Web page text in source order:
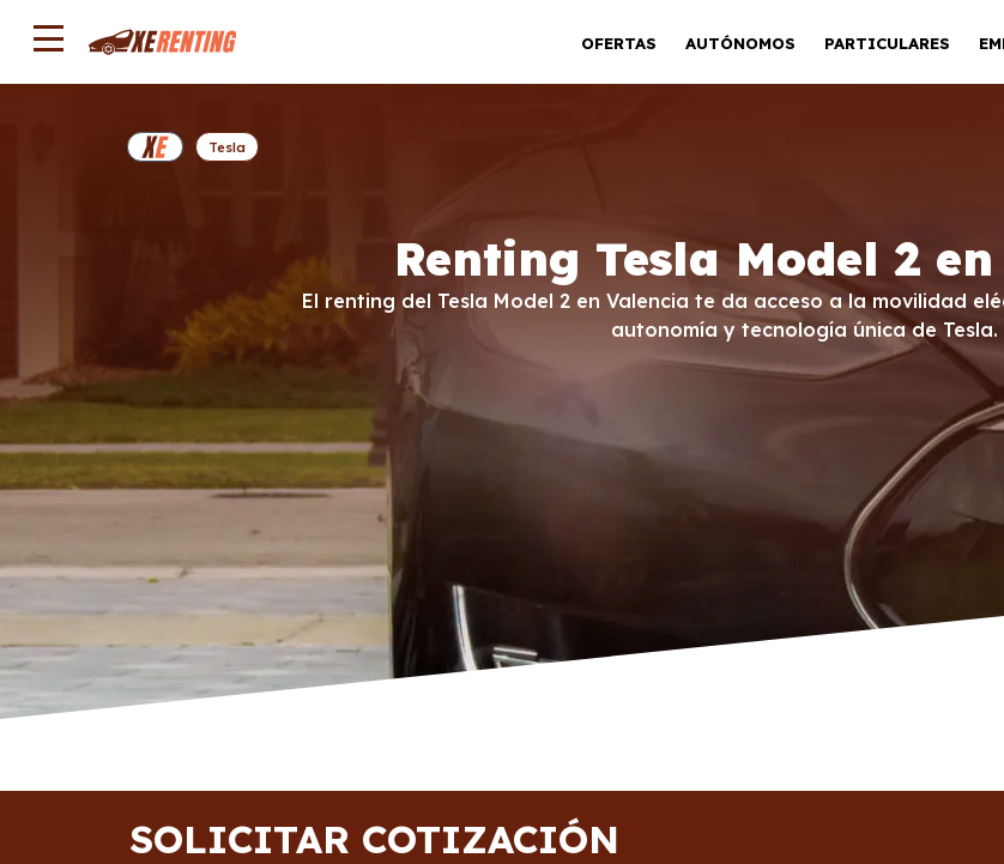
OFERTAS AUTÓNOMOS PARTICULARES
Renting Tesla Model 2
El renting del Tesla Model 2 en Valencia te da acceso a la movilidad
autonomía y tecnología única de Tesla.
Tesla
SOLICITAR COTIZACIÓN